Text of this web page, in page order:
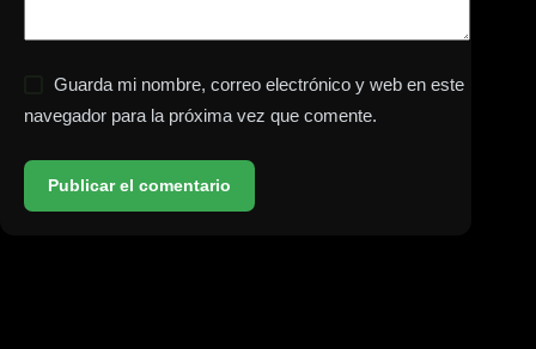
Guarda mi nombre, correo electrónico y web en este
navegador para la próxima vez que comente.
Publicar el comentario